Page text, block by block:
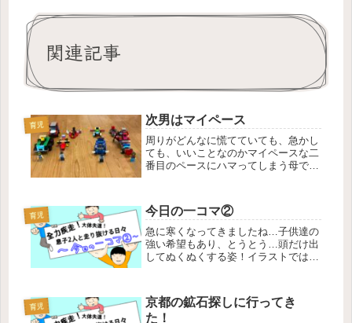
関連記事
育児 次男はマイペース
周りがどんなに慌てていても、急かし
ても、いいことなのかマイペースな二
番目のペースにハマってしまう母で
ちゃ顔おもしろかった）、私の画力で
は伝えきれないのが残念でなりませ
ん…。
育児 今日の一コマ②
急に寒くなってきましたね…子供達の
強い希望もあり、とうとう…頭だけ出
してぬくぬくする姿！イラストでは伝
っぱりこたつっていいですよー。た
だ、本当にこたつ虫、すごく可愛いん
です...
育児
京都の鉱石探しに行ってき
た！